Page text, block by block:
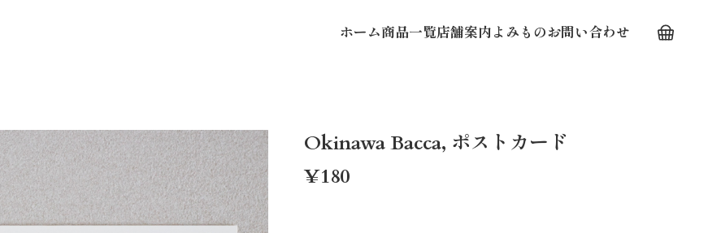
ホーム商品一覧店舗案内よみものお問い合わせ
Okinawa Bacca, ポストカード
¥180